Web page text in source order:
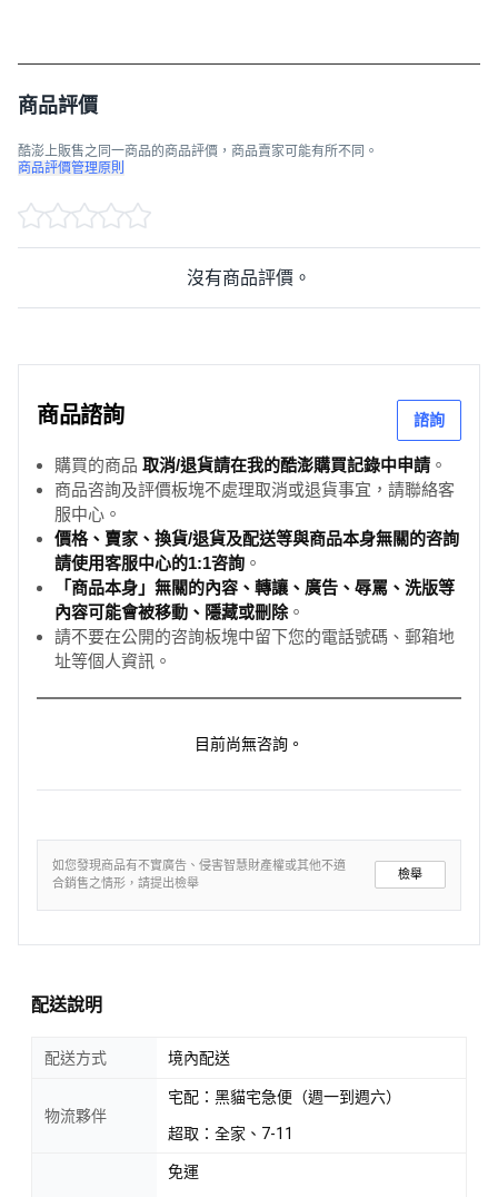
商品評價
酷澎上販售之同一商品的商品評價，商品賣家可能有所不同。
商品評價管理原則
沒有商品評價。
商品諮詢 諮詢
購買的商品 取消/退貨請在我的酷澎購買記錄中申請 。
商品咨詢及評價板塊不處理取消或退貨事宜，請聯絡客
服中心。
價格、賣家、換貨/退貨及配送等與商品本身無關的咨詢
請使用客服中心的1:1咨詢 。
「商品本身」無關的內容、轉讓、廣告、辱罵、洗版等
內容可能會被移動、隱藏或刪除。
請不要在公開的咨詢板塊中留下您的電話號碼、郵箱地
址等個人資訊。
目前尚無咨詢。
如您發現商品有不實廣告、侵害智慧財產權或其他不適
合銷售之情形，請提出檢舉
檢舉
配送說明
配送方式 境內配送
物流夥伴
宅配：黑貓宅急便（週一到週六）
超取：全家、7-11
免運